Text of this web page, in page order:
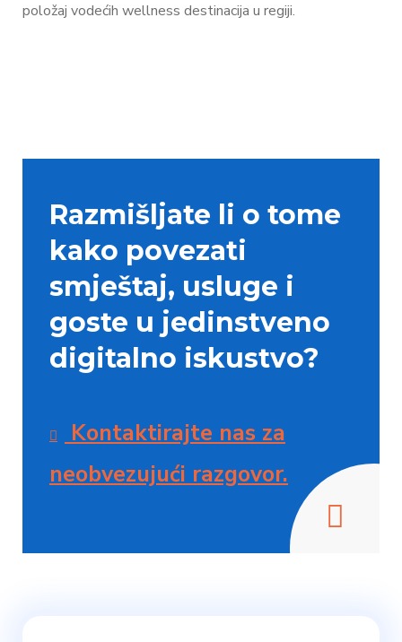
položaj vodećih wellness destinacija u regiji.
Razmišljate li o tome
kako povezati
smještaj, usluge i
goste u jedinstveno
digitalno iskustvo?
Kontaktirajte nas za
neobvezujući razgovor.